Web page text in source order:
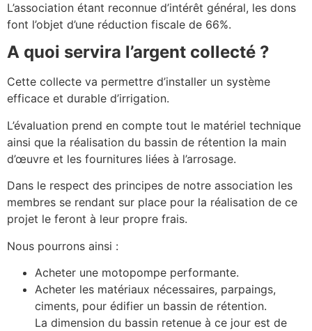
L’association étant reconnue d’intérêt général, les dons
font l’objet d’une réduction fiscale de 66%.
A quoi servira l’argent collecté ?
Cette collecte va permettre d’installer un système
efficace et durable d’irrigation.
L’évaluation prend en compte tout le matériel technique
ainsi que la réalisation du bassin de rétention la main
d’œuvre et les fournitures liées à l’arrosage.
Dans le respect des principes de notre association les
membres se rendant sur place pour la réalisation de ce
projet le feront à leur propre frais.
Nous pourrons ainsi :
Acheter une motopompe performante.
Acheter les matériaux nécessaires, parpaings,
ciments, pour édifier un bassin de rétention.
La dimension du bassin retenue à ce jour est de